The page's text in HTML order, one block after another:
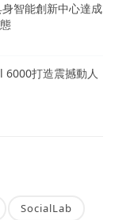
智能創新中心達成
打造震撼動人
SocialLab